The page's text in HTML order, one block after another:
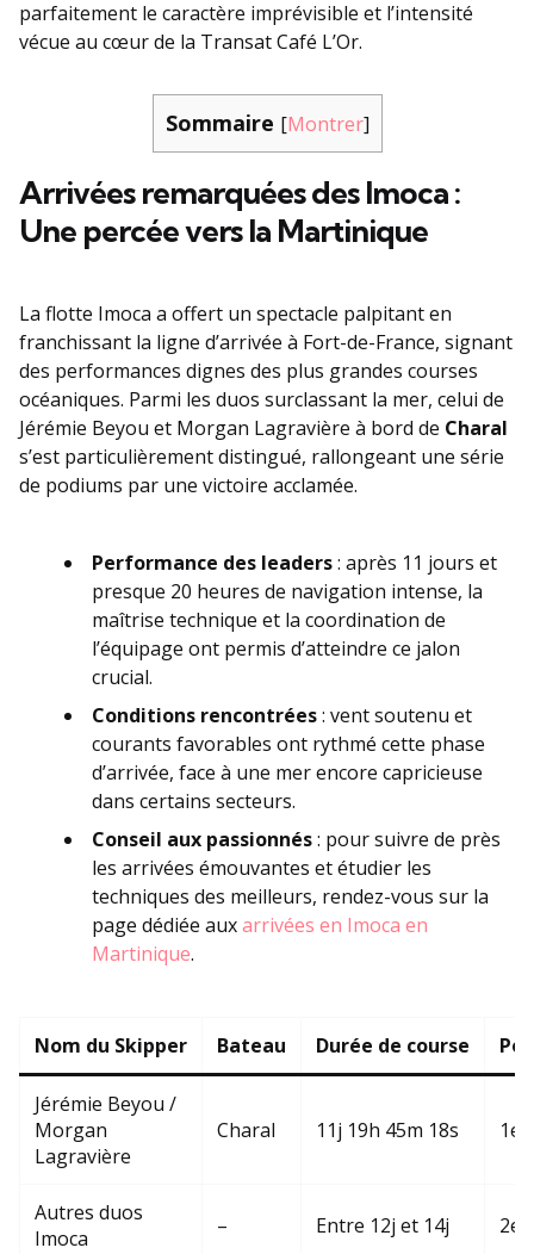
parfaitement le caractère imprévisible et l’intensité
vécue au cœur de la Transat Café L’Or.
Sommaire [Montrer]
Arrivées remarquées des Imoca :
Une percée vers la Martinique
La flotte Imoca a offert un spectacle palpitant en
franchissant la ligne d’arrivée à Fort-de-France, signant
des performances dignes des plus grandes courses
océaniques. Parmi les duos surclassant la mer, celui de
Jérémie Beyou et Morgan Lagravière à bord de Charal
s’est particulièrement distingué, rallongeant une série
de podiums par une victoire acclamée.
Performance des leaders: après 11 jours et
presque 20 heures de navigation intense, la
maîtrise technique et la coordination de
l’équipage ont permis d’atteindre ce jalon
crucial.
Conditions rencontrées: vent soutenu et
courants favorables ont rythmé cette phase
d’arrivée, face à une mer encore capricieuse
dans certains secteurs.
Conseil aux passionnés: pour suivre de près
les arrivées émouvantes et étudier les
techniques des meilleurs, rendez-vous sur la
page dédiée auxarrivées en Imoca en
Martinique.
Nom du Skipper Bateau Durée de course
Jérémie Beyou /
Morgan
Lagravière
Charal 11j 19h 45m 18s 1er
Autres duos
Imoca
– Entre 12j et 14j 2e